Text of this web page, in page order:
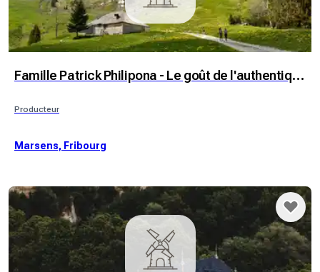
Famille Patrick Philipona - Le goût de l'authentique
Producteur
Marsens, Fribourg